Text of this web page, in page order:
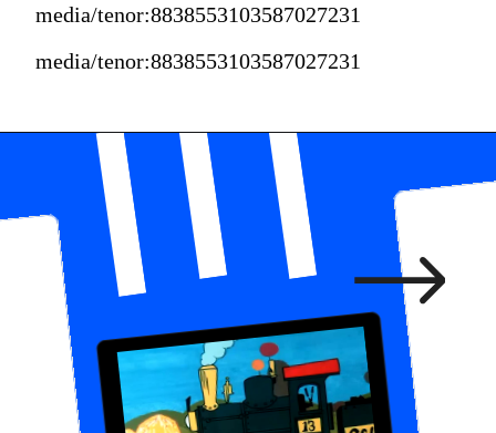
media/tenor:8838553103587027231
media/tenor:8838553103587027231